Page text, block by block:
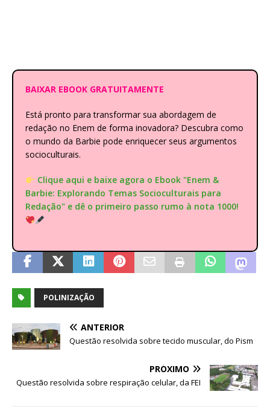
BAIXAR EBOOK GRATUITAMENTE
Está pronto para transformar sua abordagem de
redação no Enem de forma inovadora? Descubra como
o mundo da Barbie pode enriquecer seus argumentos
socioculturais.
Clique aqui e baixe agora o Ebook "Enem &
Barbie: Explorando Temas Socioculturais para
Redação" e dê o primeiro passo rumo à nota 1000!
POLINIZAÇÃO
ANTERIOR
Questão resolvida sobre tecido muscular, do Pism
PRÓXIMO
Questão resolvida sobre respiração celular, da FEI